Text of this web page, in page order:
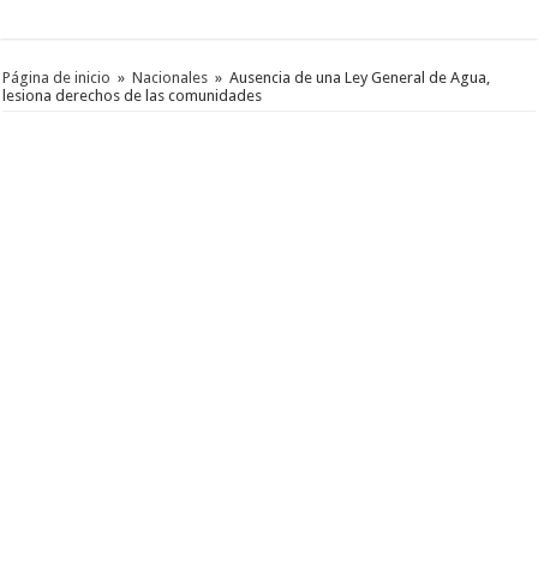
Página de inicio » Nacionales » Ausencia de una Ley General de Agua,
lesiona derechos de las comunidades